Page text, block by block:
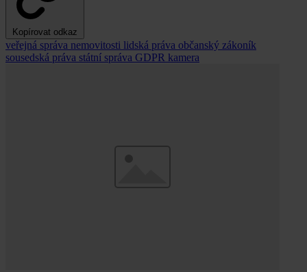
Kopírovat odkaz
veřejná správa nemovitosti lidská práva občanský zákoník
sousedská práva státní správa GDPR kamera